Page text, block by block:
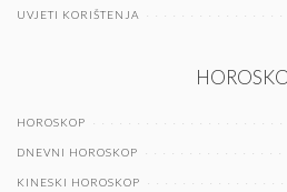
UVJETI KORIŠTENJA
HOROSKOP
DNEVNI HOROSKOP
KINESKI HOROSKOP